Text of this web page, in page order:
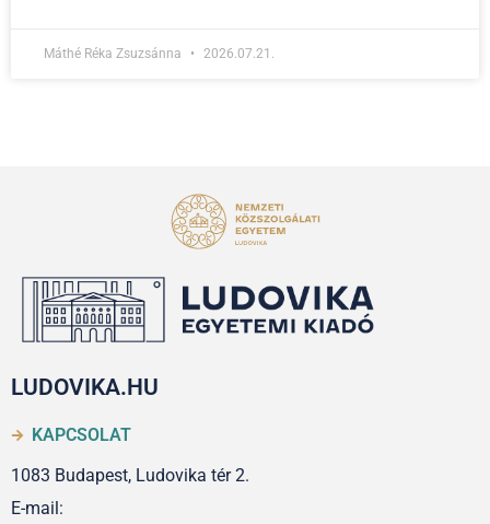
Máthé Réka Zsuzsánna 2026.07.21.
LUDOVIKA.HU
KAPCSOLAT
1083 Budapest, Ludovika tér 2.
E-mail: